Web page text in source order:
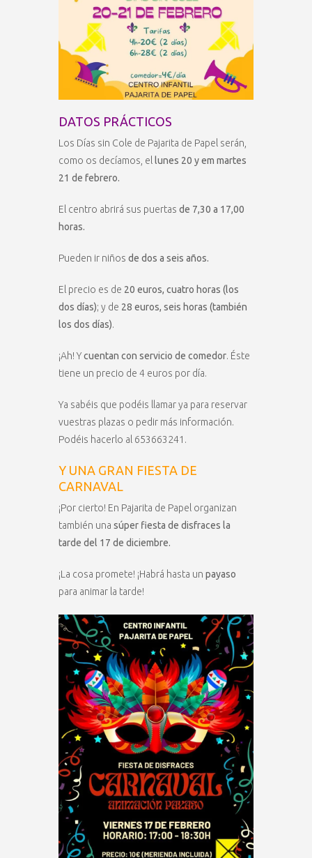
DATOS PRÁCTICOS
Los Días sin Cole de Pajarita de Papel serán,
como os decíamos, el lunes 20 y em martes
21 de febrero.
El centro abrirá sus puertas de 7,30 a 17,00
horas.
Pueden ir niños de dos a seis años.
El precio es de 20 euros, cuatro horas (los
dos días); y de 28 euros, seis horas (también
los dos días).
¡Ah! Ycuentan con servicio de comedor. Éste
tiene un precio de 4 euros por día.
Ya sabéis que podéis llamar ya para reservar
vuestras plazas o pedir más información.
Podéis hacerlo al 653663241.
Y UNA GRAN FIESTA DE
CARNAVAL
¡Por cierto! En Pajarita de Papel organizan
también una súper fiesta de disfraces la
tarde del 17 de diciembre.
¡La cosa promete! ¡Habrá hasta un payaso
para animar la tarde!